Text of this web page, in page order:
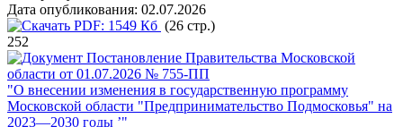
Дата опубликования: 02.07.2026
PDF: 1549 Кб (26 стр.)
252
Постановление Правительства Московской
области от 01.07.2026 № 755-ПП
"О внесении изменения в государственную программу
Московской области "Предпринимательство Подмосковья" на
2023—2030 годы ’"